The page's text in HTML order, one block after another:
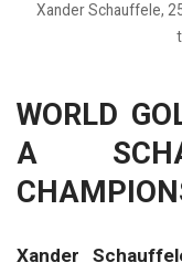
Xander Schauffele,
WORLD
A
Xander